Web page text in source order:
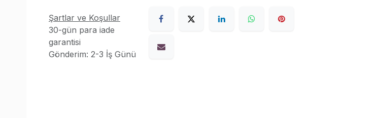
Şartlar ve Koşullar
30-gün para iade
garantisi
Gönderim: 2-3 İş Günü